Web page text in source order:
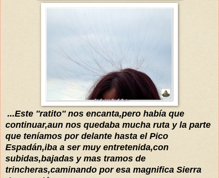
...Este ''ratito'' nos encanta,pero había que
continuar,aun nos quedaba mucha ruta y la parte
que teníamos pordelante hasta el Pico
Espadán,iba a ser muy entretenida,con
subidas,bajadas y mas tramos de
trincheras,caminando por esa magnifica Sierra